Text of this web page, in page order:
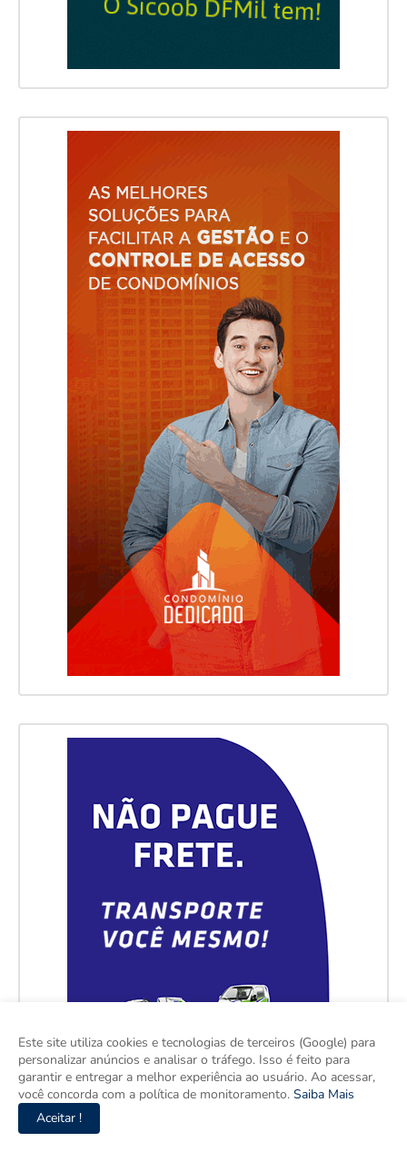
Este site utiliza cookies e tecnologias de terceiros (Google) para
personalizar anúncios e analisar o tráfego. Isso é feito para
garantir e entregar a melhor experiência ao usuário. Ao acessar,
você concorda com a política de monitoramento. Saiba Mais
Aceitar !